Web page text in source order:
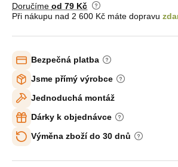
Doručíme od 79 Kč
Při nákupu nad 2 600 Kč máte dopravu
Bezpečná platba
Jsme přímý výrobce
Jednoduchá montáž
Dárky k objednávce
Výměna zboží do 30 dnů